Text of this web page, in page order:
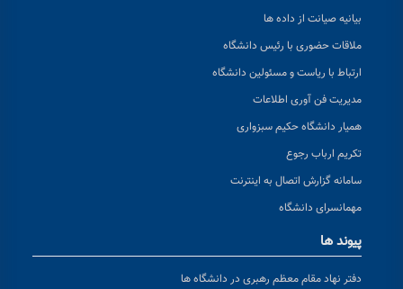
بیانیه صیانت از داده ها
ملاقات حضوری با رئیس دانشگاه
ارتباط با ریاست و مسئولین دانشگاه
مدیریت فن آوری اطلاعات
همیار دانشگاه حکیم سبزواری
تکریم ارباب رجوع
سامانه گزارش اتصال به اینترنت
مهمانسرای دانشگاه
پیوند ها
دفتر نهاد مقام معظم رهبری در دانشگاه ها